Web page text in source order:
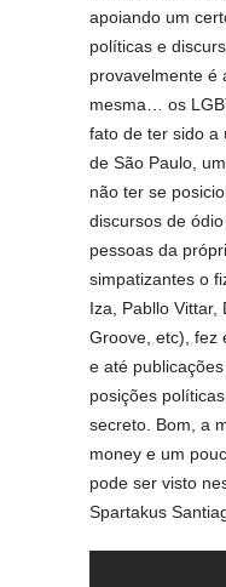
apoiando um
políticas e
provavelmente é
mesma… os
fato de ter sido a
de São Paulo,
não ter se
discursos de
pessoas da
simpatizantes o
Iza, Pabllo Vittar,
Groove, etc), fez
e até
posições
secreto. Bom, a
money e um
pode ser visto
Spartakus